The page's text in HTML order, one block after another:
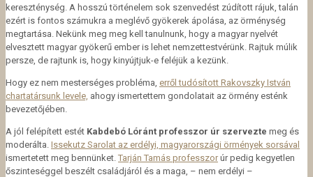
kereszténység. A hosszú történelem sok szenvedést zúdított rájuk, talán
ezért is fontos számukra a meglévő gyökerek ápolása, az örménység
megtartása. Nekünk meg meg kell tanulnunk, hogy a magyar nyelvét
elvesztett magyar gyökerű ember is lehet nemzettestvérünk. Rajtuk múlik
persze, de rajtunk is, hogy kinyújtjuk-e feléjük a kezünk.
Hogy ez nem mesterséges probléma, erről tudósított Rakovszky István
chartatársunk levele, ahogy ismertettem gondolatait az örmény esténk
bevezetőjében.
A jól felépített estét Kabdebó Lóránt professzor úr szervezte meg és
moderálta. Issekutz Sarolat az erdélyi, magyarországi örmények sorsával
ismertetett meg bennünket. Tarján Tamás professzorúr pedig kegyetlen
őszinteséggel beszélt családjáról és a maga, – nem erdélyi –